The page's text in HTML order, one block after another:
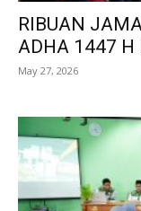
RIBUAN
ADHA 1447 H
May 27, 2026